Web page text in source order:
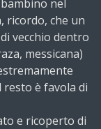
nel
ricordo, che un
vecchio dentro
messicana)
resto è favola di
e ricoperto di